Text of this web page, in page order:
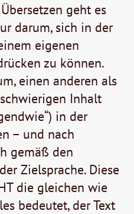
geht es
darum, sich in der
eigenen
zu können.
einen anderen als
Inhalt
in der
– und nach
gemäß den
Zielsprache. Diese
die gleichen wie
bedeutet, der Text